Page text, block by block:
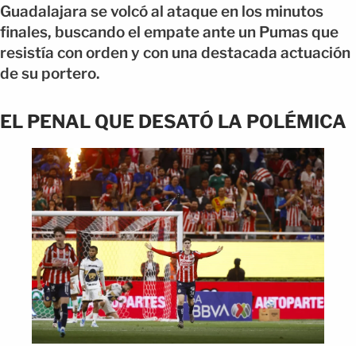
Guadalajara se volcó al ataque en los minutos
finales, buscando el empate ante un Pumas que
resistía con orden y con una destacada actuación
de su portero.
EL PENAL QUE DESATÓ LA POLÉMICA